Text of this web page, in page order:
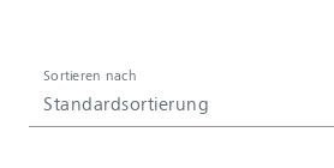
Standardsortierung
Sortieren nach